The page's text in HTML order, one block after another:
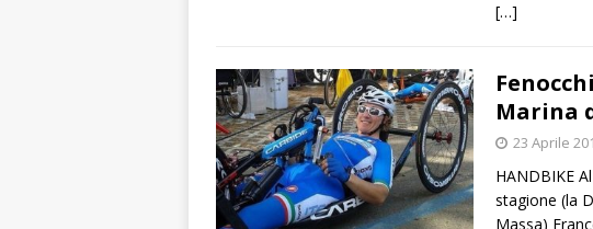
[…]
Marina
23 Aprile
HANDBIKE
stagione (la
Massa)